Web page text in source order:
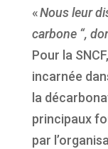
«Nous leur
carbone “,
Pour la
incarnée
la
principaux
par